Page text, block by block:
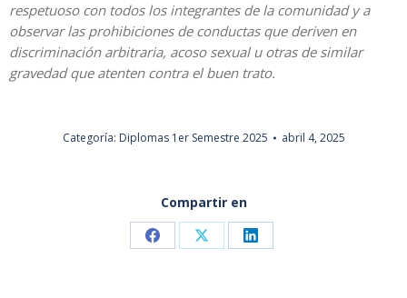
respetuoso con todos los integrantes de la comunidad y a
observar las prohibiciones de conductas que deriven en
discriminación arbitraria, acoso sexual u otras de similar
gravedad que atenten contra el buen trato.
Categoría: Diplomas 1er Semestre 2025 abril 4, 2025
Compartir en
Share Share Share